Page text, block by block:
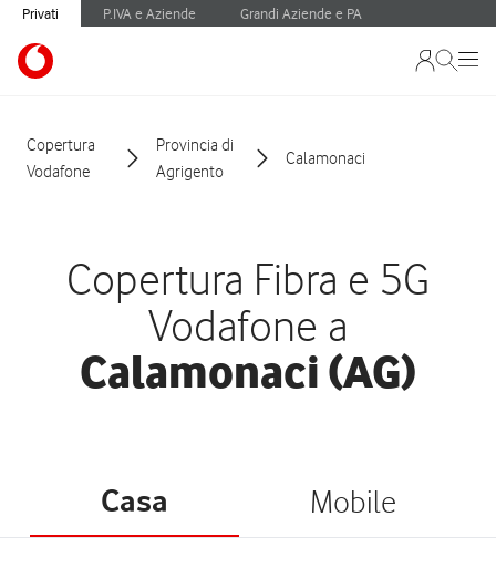
Privati P.IVA e Aziende Grandi Aziende e PA
Copertura
Vodafone
Provincia di
Agrigento
Calamonaci
Copertura Fibra e 5G
Vodafone a
Calamonaci (AG)
Casa Mobile